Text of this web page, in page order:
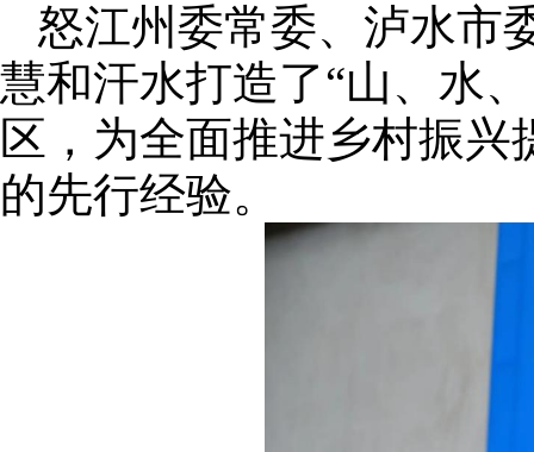
怒江州委常委、泸水市
慧和汗水打造了“山、水
区，为全面推进乡村振
的先行经验。